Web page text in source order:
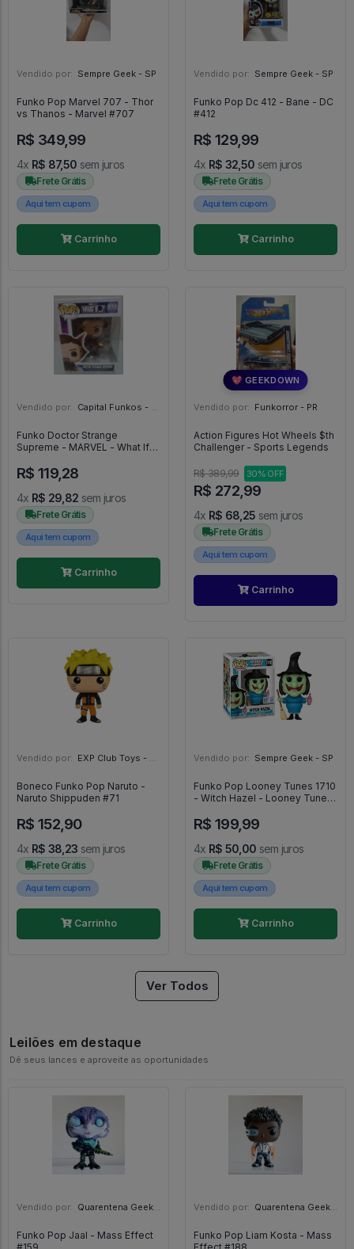
Vendido por: Sempre Geek - SP
Funko Pop Marvel 707 - Thor
vs Thanos - Marvel #707
R$ 349,99
4x R$ 87,50 sem juros
Frete Grátis
Aqui tem cupom
Carrinho
Vendido por: Sempre Geek - SP
Funko Pop Dc 412 - Bane - DC
#412
R$ 129,99
4x R$ 32,50 sem juros
Frete Grátis
Aqui tem cupom
Carrinho
Vendido por: Capital Funkos - DF
Funko Doctor Strange
Supreme - MARVEL - What If
R$ 119,28
4x R$ 29,82 sem juros
Frete Grátis
Aqui tem cupom
Carrinho
💖 GEEKDOWN
Vendido por: Funkorror - PR
Action Figures Hot Wheels $th
Challenger - Sports Legends
R$ 389,99 30% OFF
R$ 272,99
4x R$ 68,25 sem juros
Frete Grátis
Aqui tem cupom
Carrinho
Vendido por: EXP Club Toys - SP
Boneco Funko Pop Naruto -
Naruto Shippuden #71
R$ 152,90
4x R$ 38,23 sem juros
Frete Grátis
Aqui tem cupom
Carrinho
Vendido por: Sempre Geek - SP
Funko Pop Looney Tunes 1710
- Witch Hazel - Looney Tunes
R$ 199,99
4x R$ 50,00 sem juros
Frete Grátis
Aqui tem cupom
Carrinho
Ver Todos
Leilões em destaque
Dê seus lances e aproveite as oportunidades
Vendido por: Quarentena Geek Store - SP
Funko Pop Jaal - Mass Effect
#159
Vendido por: Quarentena Geek Store - SP
Funko Pop Liam Kosta - Mass
Effect #188